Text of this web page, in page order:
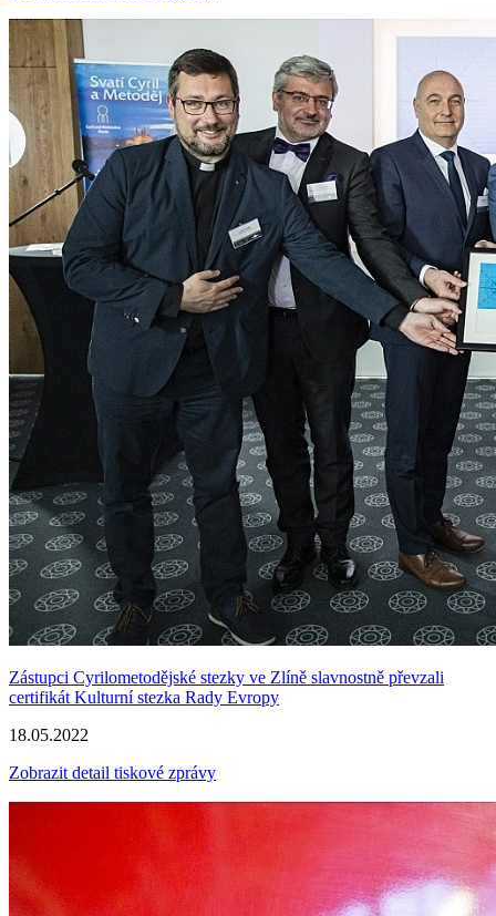
Zástupci Cyrilometodějské stezky ve Zlíně slavnostně převzali
certifikát Kulturní stezka Rady Evropy
18.05.2022
Zobrazit detail tiskové zprávy